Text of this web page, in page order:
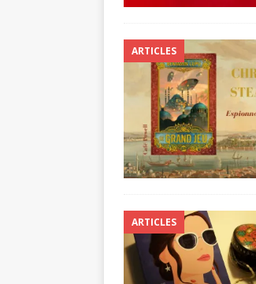
ARTICLES
ARTICLES